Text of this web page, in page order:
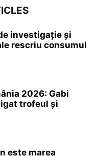
investigație și
rescriu consumul
2026: Gabi
trofeul și
este marea